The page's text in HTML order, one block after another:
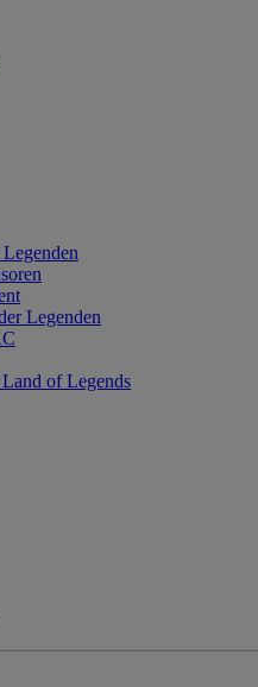
Legenden
of Legends